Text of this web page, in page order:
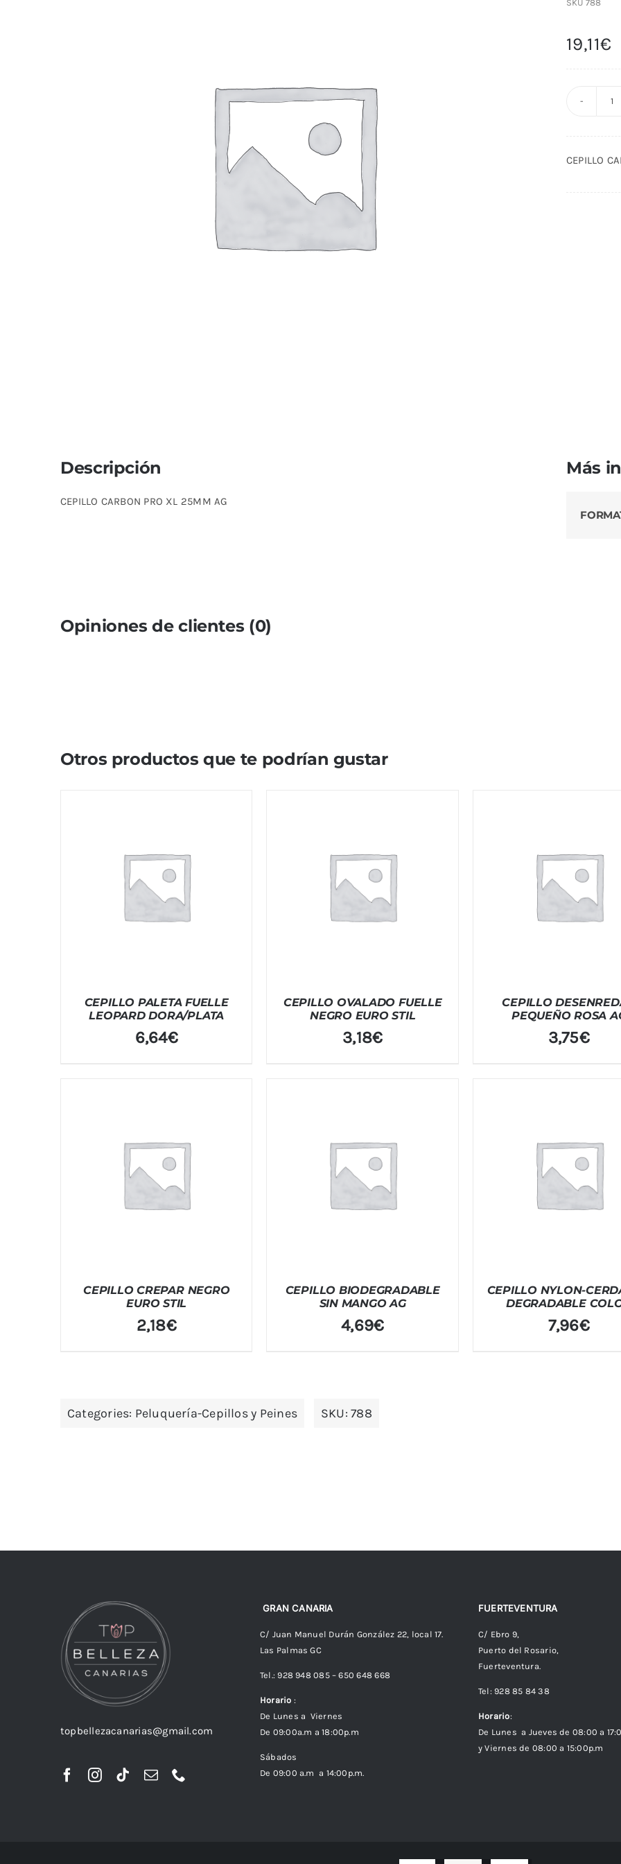
SKU 788
19,11€
XL
CEPILLO
Descripción
CEPILLO CARBON PRO XL 25MM AG
Más
Opiniones de clientes (0)
Otros productos que te podrían gustar
CEPILLO PALETA FUELLE
LEOPARD DORA/PLATA
6,64€
CEPILLO OVALADO FUELLE
NEGRO EURO STIL
3,18€
CEPILLO
PEQUEÑO ROSA
3,75€
CEPILLO CREPAR NEGRO
EURO STIL
2,18€
CEPILLO BIODEGRADABLE
SIN MANGO AG
4,69€
CEPILLO NYLON-
DEGRADABLE
7,96€
Categories: Peluquería-Cepillos y Peines SKU:788
topbellezacanarias@gmail.com
GRAN CANARIA
C/ Juan Manuel Durán González 22, local 17.
Las Palmas GC
Tel.: 928 948 085 – 650 648 668
Horario :
De Lunes a Viernes
De 09:00a.m a 18:00p.m
Sábados
De 09:00 a.m a 14:00p.m.
FUERTEVENTURA
C/ Ebro 9,
Puerto del Rosario,
Fuerteventura.
Tel: 928 85 84 38
Horario:
De Lunes a Jueves de 08:00 a
y Viernes de 08:00 a 15:00p.m